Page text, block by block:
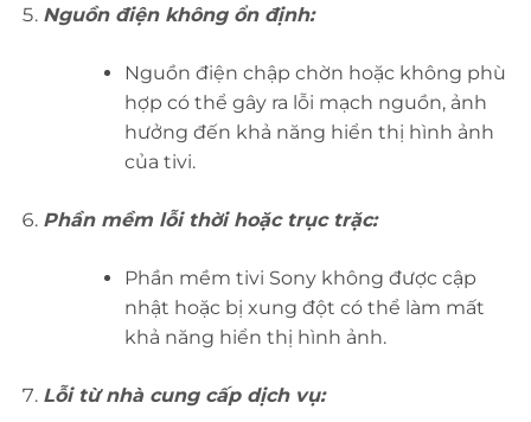
Nguồn điện không ổn định:
Nguồn điện chập chờn hoặc không phù
hợp có thể gây ra lỗi mạch nguồn, ảnh
hưởng đến khả năng hiển thị hình ảnh
của tivi.
Phần mềm lỗi thời hoặc trục trặc:
Phần mềm tivi Sony không được cập
nhật hoặc bị xung đột có thể làm mất
khả năng hiển thị hình ảnh.
Lỗi từ nhà cung cấp dịch vụ: